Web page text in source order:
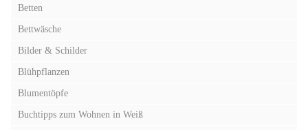
Betten
Bettwäsche
Bilder & Schilder
Blühpflanzen
Blumentöpfe
Buchtipps zum Wohnen in Weiß